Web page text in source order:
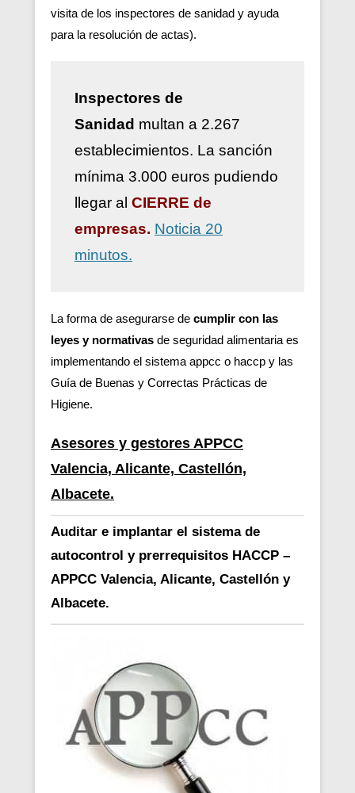
visita de los inspectores de sanidad y ayuda
para la resolución de actas).
Inspectores de
Sanidad multan a 2.267
establecimientos. La sanción
mínima 3.000 euros pudiendo
llegar al CIERRE de
empresas. Noticia 20
minutos.
La forma de asegurarse de cumplir con las
leyes y normativas de seguridad alimentaria es
implementando el sistema appcc o haccp y las
Guía de Buenas y Correctas Prácticas de
Higiene.
Asesores y gestores APPCC
Valencia, Alicante, Castellón,
Albacete.
Auditar e implantar el sistema de
autocontrol y prerrequisitos HACCP –
APPCC Valencia, Alicante, Castellón y
Albacete.